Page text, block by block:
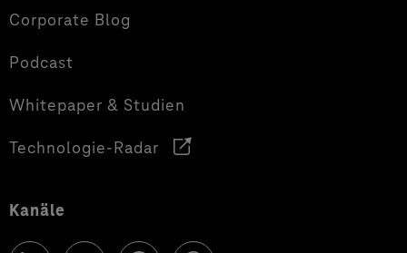
Corporate Blog
Podcast
Whitepaper & Studien
Technologie-Radar
Kanäle